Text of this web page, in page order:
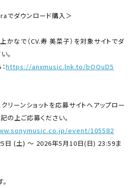
でダウンロード購入＞
かなで（CV.寿 美菜子）を対象サイトでダ
。
https://anxmusic.lnk.to/bOOuD5
リーンショットを応募サイトへアップロー
の上ご応募ください。
event/105582
日 (土) ～ 2026年5月10日(日) 23:59ま